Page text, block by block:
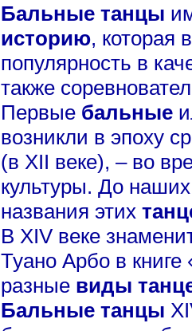
Бальные танцы
историю, которая
популярность в
также
Первые бальные
возникли в эпоху
(в XII веке), – во
культуры. До
названия этих
В XIV веке
Туано Арбо в
разные виды
Бальные танцы